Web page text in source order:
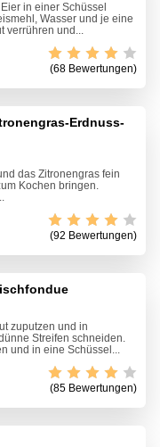
in einer Schüssel
Wasser und je eine
verrühren und...
(68 Bewertungen)
Erdnuss-
das Zitronengras fein
Kochen bringen.
(92 Bewertungen)
zuputzen und in
Streifen schneiden.
und in eine Schüssel...
(85 Bewertungen)